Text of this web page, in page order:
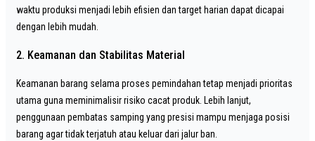
waktu produksi menjadi lebih efisien dan target harian dapat dicapai
dengan lebih mudah.
2. Keamanan dan Stabilitas Material
Keamanan barang selama proses pemindahan tetap menjadi prioritas
utama guna meminimalisir risiko cacat produk. Lebih lanjut,
penggunaan pembatas samping yang presisi mampu menjaga posisi
barang agar tidak terjatuh atau keluar dari jalur ban.